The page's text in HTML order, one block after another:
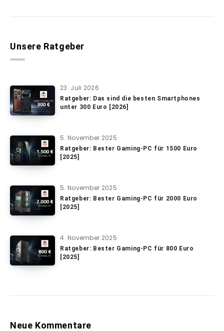
Unsere Ratgeber
23. Juli 2026
Ratgeber: Das sind die besten Smartphones
unter 300 Euro [2026]
5. November 2025
Ratgeber: Bester Gaming-PC für 1500 Euro
[2025]
5. November 2025
Ratgeber: Bester Gaming-PC für 2000 Euro
[2025]
4. November 2025
Ratgeber: Bester Gaming-PC für 800 Euro
[2025]
Neue Kommentare